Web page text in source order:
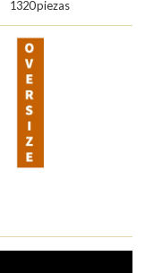
1320 piezas